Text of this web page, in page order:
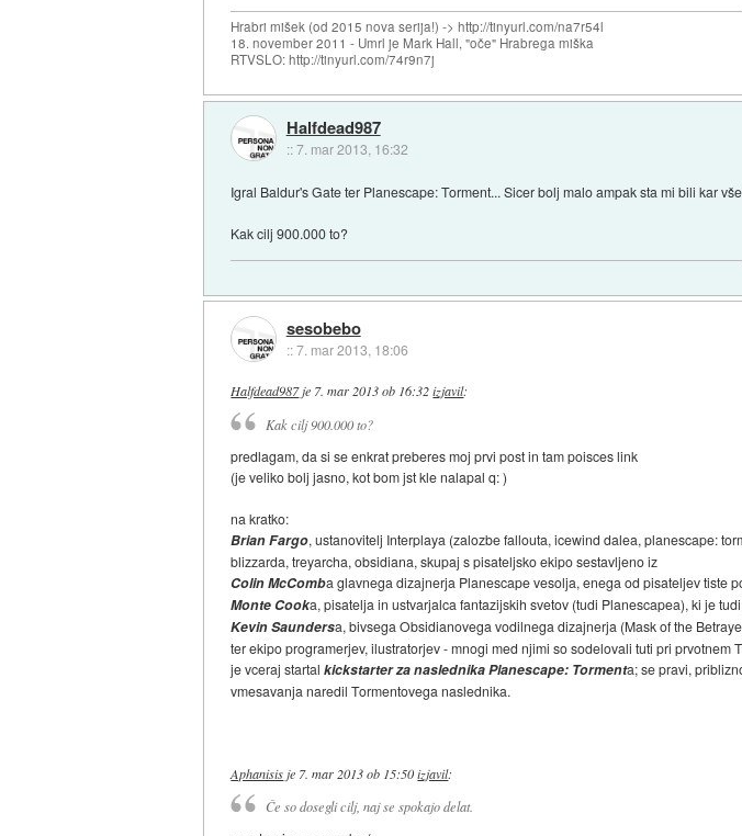
Hrabri mišek (od 2015 nova serija!) -> http://tinyurl.com/na7r54l
18. november 2011 - Umrl je Mark Hall, "oče" Hrabrega miška
RTVSLO: http://tinyurl.com/74r9n7j
Halfdead987
::7. mar 2013, 16:32
Igral Baldur's Gate ter Planescape: Torment... Sicer bolj malo ampak sta mi bili kar
Kak cilj 900.000 to?
sesobebo
::7. mar 2013, 18:06
Halfdead987je 7. mar 2013 ob 16:32 izjavil:
Kak cilj 900.000 to?
predlagam, da si se enkrat preberes moj prvi post in tam poisces link
(je veliko bolj jasno, kot bom jst kle nalapal q: )
na kratko:
Brian Fargo, ustanovitelj Interplaya (zalozbe fallouta, icewind dalea, planescape:
blizzarda, treyarcha, obsidiana, skupaj s pisateljsko ekipo sestavljeno iz
Colin McComba glavnega dizajnerja Planescape vesolja, enega od pisateljev tiste
Monte Cooka, pisatelja in ustvarjalca fantazijskih svetov (tudi Planescapea), ki je
Kevin Saundersa, bivsega Obsidianovega vodilnega dizajnerja (Mask of the
ter ekipo programerjev, ilustratorjev - mnogi med njimi so sodelovali tuti pri prvotnem
je vceraj startalkickstarter za naslednika Planescape: Tormenta; se pravi,
vmesavanja naredil Tormentovega naslednika.
Aphanisis je 7. mar 2013 ob 15:50 izjavil:
Če so dosegli cilj, naj se spokajo delat.